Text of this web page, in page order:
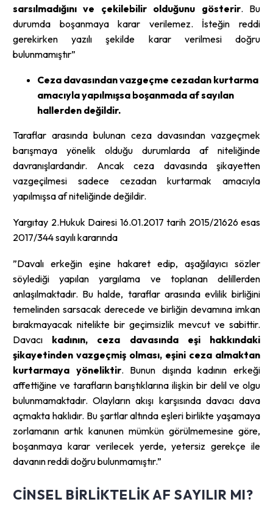
sarsılmadığını ve çekilebilir olduğunu gösterir. Bu
durumda boşanmaya karar verilemez. İsteğin reddi
gerekirken yazılı şekilde karar verilmesi doğru
bulunmamıştır”
Ceza davasından vazgeçme cezadan kurtarma
amacıyla yapılmışsa boşanmada af sayılan
hallerden değildir.
Taraflar arasında bulunan ceza davasından vazgeçmek
barışmaya yönelik olduğu durumlarda af niteliğinde
davranışlardandır. Ancak ceza davasında şikayetten
vazgeçilmesi sadece cezadan kurtarmak amacıyla
yapılmışsa af niteliğinde değildir.
Yargıtay 2.Hukuk Dairesi 16.01.2017 tarih 2015/21626 esas
2017/344 sayılı kararında
”Davalı erkeğin eşine hakaret edip, aşağılayıcı sözler
söylediği yapılan yargılama ve toplanan delillerden
anlaşılmaktadır. Bu halde, taraflar arasında evlilik birliğini
temelinden sarsacak derecede ve birliğin devamına imkan
bırakmayacak nitelikte bir geçimsizlik mevcut ve sabittir.
Davacı kadının, ceza davasında eşi hakkındaki
şikayetinden vazgeçmiş olması, eşini ceza almaktan
kurtarmaya yöneliktir. Bunun dışında kadının erkeği
affettiğine ve tarafların barıştıklarına ilişkin bir delil ve olgu
bulunmamaktadır. Olayların akışı karşısında davacı dava
açmakta haklıdır. Bu şartlar altında eşleri birlikte yaşamaya
zorlamanın artık kanunen mümkün görülmemesine göre,
boşanmaya karar verilecek yerde, yetersiz gerekçe ile
davanın reddi doğru bulunmamıştır.”
CINSEL BIRLIKTELIK AF SAYILIR MI?